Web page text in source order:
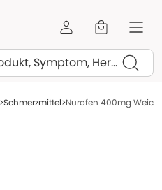
Schmerzmittel Nurofen 400mg